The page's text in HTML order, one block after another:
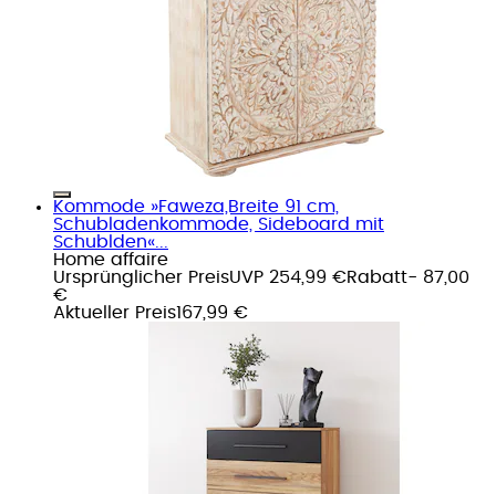
Kommode »Faweza,Breite 91 cm,
Schubladenkommode, Sideboard mit
Schublden«...
Home affaire
Ursprünglicher PreisUVP 254,99 €Rabatt- 87,00
€
Aktueller Preis167,99 €